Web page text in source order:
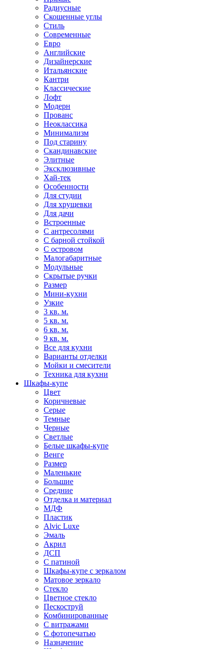
Радиусные
Скошенные углы
Стиль
Современные
Евро
Английские
Дизайнерские
Итальянские
Кантри
Классические
Лофт
Модерн
Прованс
Неоклассика
Минимализм
Под старину
Скандинавские
Элитные
Эксклюзивные
Хай-тек
Особенности
Для студии
Для хрущевки
Для дачи
Встроенные
С антресолями
С барной стойкой
С островом
Малогабаритные
Модульные
Скрытые ручки
Размер
Мини-кухни
Узкие
3 кв. м.
5 кв. м.
6 кв. м.
9 кв. м.
Все для кухни
Варианты отделки
Мойки и смесители
Техника для кухни
Шкафы-купе
Цвет
Коричневые
Серые
Темные
Черные
Светлые
Белые шкафы-купе
Венге
Размер
Маленькие
Большие
Средние
Отделка и материал
МДФ
Пластик
Alvic Luxe
Эмаль
Акрил
ДСП
С патиной
Шкафы-купе с зеркалом
Матовое зеркало
Стекло
Цветное стекло
Пескоструй
Комбинированные
С витражами
С фотопечатью
Назначение